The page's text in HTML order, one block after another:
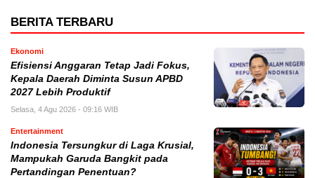
BERITA TERBARU
Ekonomi
Efisiensi Anggaran Tetap Jadi Fokus,
Kepala Daerah Diminta Susun APBD
2027 Lebih Produktif
Selasa, 4 Agu 2026 - 09:16 WIB
Entertainment
Indonesia Tersungkur di Laga Krusial,
Mampukah Garuda Bangkit pada
Pertandingan Penentuan?